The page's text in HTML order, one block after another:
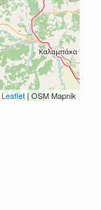
Leaflet | OSM Mapnik